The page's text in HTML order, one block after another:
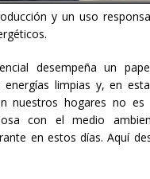
y un uso
desempeña un
energías limpias y, en
nuestros hogares no es
con el medio
en estos días. Aquí